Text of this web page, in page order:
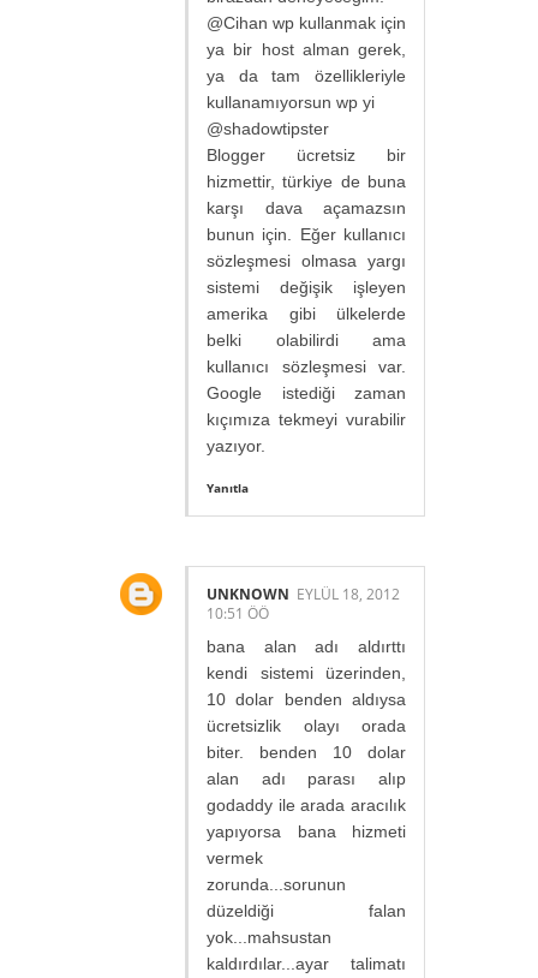
@Cihan wp kullanmak için
ya bir host alman gerek,
ya da tam özellikleriyle
kullanamıyorsun wp yi
@shadowtipster
Blogger ücretsiz bir
hizmettir, türkiye de buna
karşı dava açamazsın
bunun için. Eğer kullanıcı
sözleşmesi olmasa yargı
sistemi değişik işleyen
amerika gibi ülkelerde
belki olabilirdi ama
kullanıcı sözleşmesi var.
Google istediği zaman
kıçımıza tekmeyi vurabilir
yazıyor.
Yanıtla
UNKNOWN EYLÜL 18, 2012
10:51 ÖÖ
bana alan adı aldırttı
kendi sistemi üzerinden,
10 dolar benden aldıysa
ücretsizlik olayı orada
biter. benden 10 dolar
alan adı parası alıp
godaddy ile arada aracılık
yapıyorsa bana hizmeti
vermek
zorunda...sorunun
düzeldiği falan
yok...mahsustan
kaldırdılar...ayar talimatı